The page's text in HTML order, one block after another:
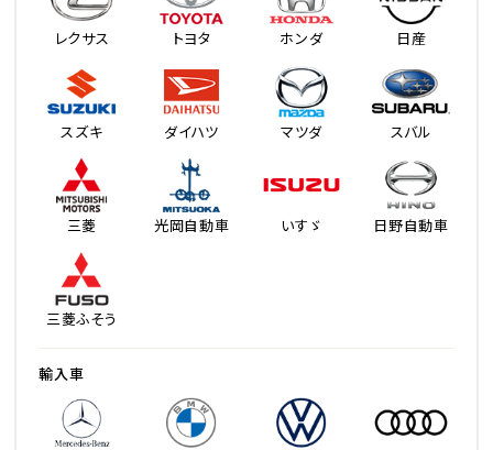
レクサス トヨタ ホンダ 日産
スズキ ダイハツ マツダ スバル
三菱 光岡自動車 いすゞ 日野自動車
三菱ふそう
輸入車